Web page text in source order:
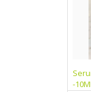
-